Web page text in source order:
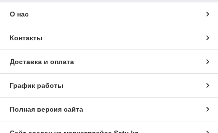
О нас
Контакты
Доставка и оплата
График работы
Полная версия сайта